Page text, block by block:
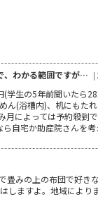
、わかる範囲ですが…
|
生の5年前聞いたら
(浴槽内)、机にもた
によっては予約殺到
自宅か助産院さんを
畳みの上の布団で好
しますよ。地域によ